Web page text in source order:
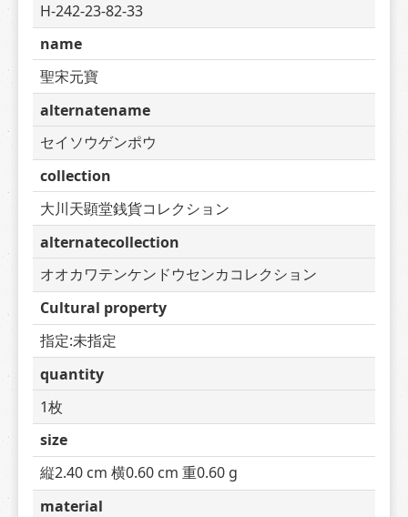
H-242-23-82-33
name
聖宋元寶
alternatename
セイソウゲンポウ
collection
大川天顕堂銭貨コレクション
alternatecollection
オオカワテンケンドウセンカコレクション
Cultural property
指定:未指定
quantity
1枚
size
縦2.40 cm 横0.60 cm 重0.60 g
material